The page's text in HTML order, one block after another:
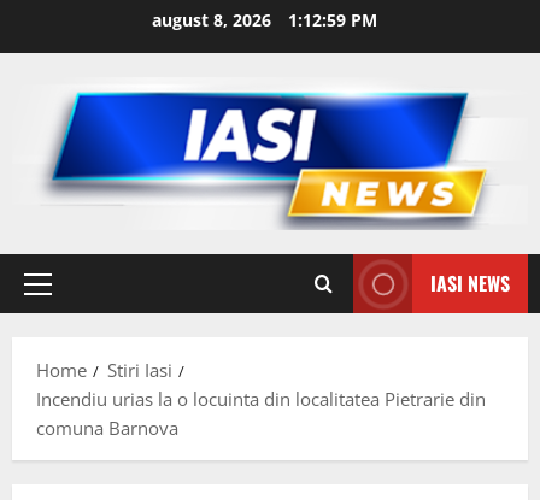
august 8, 2026 1:12:59 PM
Primary
IASI NEWS
Home
Stiri Iasi
Incendiu urias la o locuinta din localitatea Pietrarie din
comuna Barnova